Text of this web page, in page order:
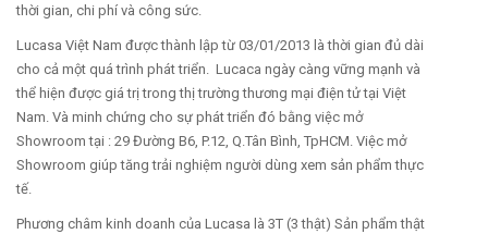
thời gian, chi phí và công sức.
Lucasa Việt Nam được thành lập từ 03/01/2013 là thời gian đủ dài
cho cả một quá trình phát triển. Lucaca ngày càng vững mạnh và
thể hiện được giá trị trong thị trường thương mại điện tử tại Việt
Nam. Và minh chứng cho sự phát triển đó bằng việc mở
Showroom tại : 29 Đường B6, P.12, Q.Tân Bình, TpHCM. Việc mở
Showroom giúp tăng trải nghiệm người dùng xem sản phẩm thực
tế.
Phương châm kinh doanh của Lucasa là 3T (3 thật) Sản phẩm thật